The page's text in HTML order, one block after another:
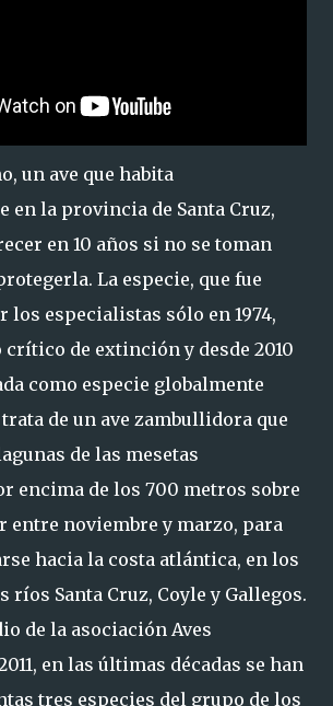
un ave que habita
en la provincia de Santa Cruz,
en 10 años si no se toman
La especie, que fue
los especialistas sólo en 1974,
de extinción y desde 2010
como especie globalmente
trata de un ave zambullidora que
de las mesetas
encima de los 700 metros sobre
entre noviembre y marzo, para
hacia la costa atlántica, en los
ríos Santa Cruz, Coyle y Gallegos.
de la asociación Aves
en las últimas décadas se han
tres especies del grupo de los